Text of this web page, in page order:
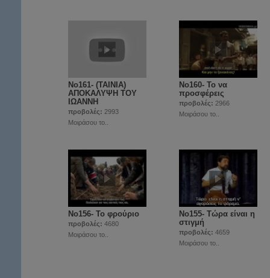
No161- (TAINIA)
ΑΠΟΚΑΛΥΨΗ ΤΟΥ
ΙΩΑΝΝΗ
προβολές: 2993
Μοιράσου το..
No160- Το να
προσφέρεις
προβολές: 2966
Μοιράσου το..
No156- Το φρούριο
προβολές: 4680
Μοιράσου το..
Νο155- Τώρα είναι η
στιγμή
προβολές: 4659
Μοιράσου το..